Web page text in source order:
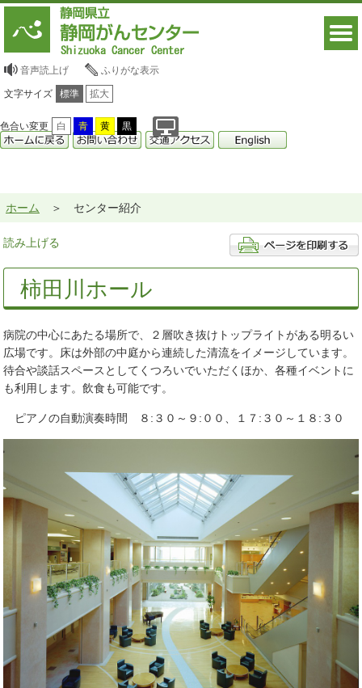
音声読上げ ふりがな表示
文字サイズ 標準 拡大
色合い変更 白 青 黄 黒
ホーム センター紹介
読み上げる
柿田川ホール
病院の中心にあたる場所で、２層吹き抜けトップライトがある明るい
広場です。床は外部の中庭から連続した清流をイメージしています。
待合や談話スペースとしてくつろいでいただくほか、各種イベントに
も利用します。飲食も可能です。
ピアノの自動演奏時間 ８:３０～９:００、１７:３０～１８:３０